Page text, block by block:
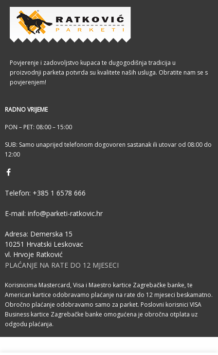
Povjerenje i zadovoljstvo kupaca te dugogodišnja tradicija u
proizvodnji parketa potvrda su kvalitete naših usluga. Obratite nam se s
povjerenjem!
RADNO VRIJEME
PON – PET: 08:00 – 15:00
SUB: Samo unaprijed telefonom dogovoren sastanak ili utovar od 08:00 do
12:00
Telefon: +385 1 6578 666
E-mail: info@parketi-ratkovic.hr
Adresa: Demerska 15
10251 Hrvatski Leskovac
vl. Hrvoje Ratković
PLAĆANJE NA RATE DO 12 MJESECI
Korisnicima Mastercard, Visa i Maestro kartice Zagrebačke banke, te
American kartice odobravamo plaćanje na rate do 12 mjeseci beskamatno.
Obročno plaćanje odobravamo samo za parket. Poslovni korisnici VISA
Business kartice Zagrebačke banke omogućena je obročna otplata uz
odgodu plaćanja.